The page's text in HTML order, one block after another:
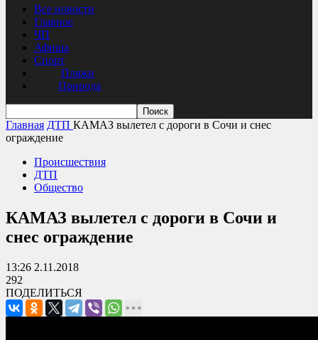
Все новости
Главное
ЧП
Афиша
Спорт
Пляжи
Природа
Главная ДТП КАМАЗ вылетел с дороги в Сочи и снес
ограждение
Происшествия
ДТП
Общество
КАМАЗ вылетел с дороги в Сочи и
снес ограждение
13:26 2.11.2018
292
ПОДЕЛИТЬСЯ